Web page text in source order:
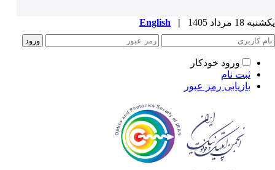
18 مرداد 1405 |
English
ورود خودکار
ثبت نام
بازیابی رمز عبور